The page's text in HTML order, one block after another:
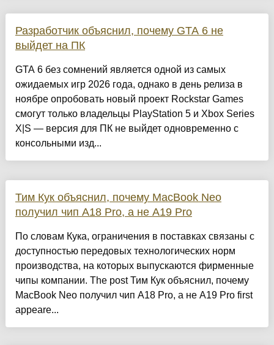
Разработчик объяснил, почему GTA 6 не
выйдет на ПК
GTA 6 без сомнений является одной из самых
ожидаемых игр 2026 года, однако в день релиза в
ноябре опробовать новый проект Rockstar Games
смогут только владельцы PlayStation 5 и Xbox Series
X|S — версия для ПК не выйдет одновременно с
консольными изд...
Тим Кук объяснил, почему MacBook Neo
получил чип A18 Pro, а не A19 Pro
По словам Кука, ограничения в поставках связаны с
доступностью передовых технологических норм
производства, на которых выпускаются фирменные
чипы компании. The post Тим Кук объяснил, почему
MacBook Neo получил чип A18 Pro, а не A19 Pro first
appeare...